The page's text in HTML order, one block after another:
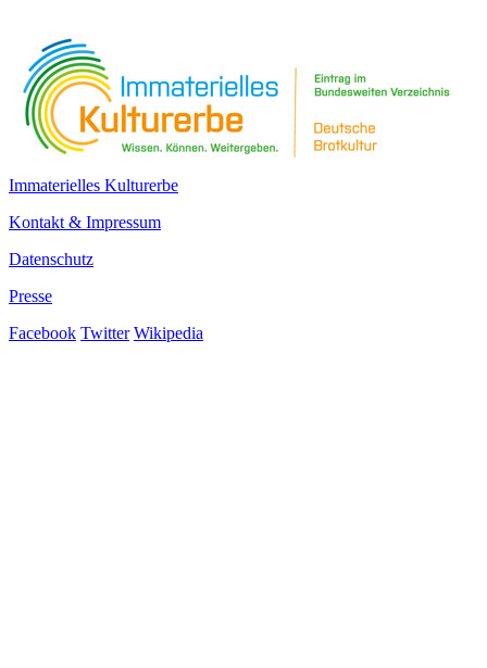
Immaterielles Kulturerbe
Kontakt & Impressum
Datenschutz
Presse
Facebook Twitter Wikipedia